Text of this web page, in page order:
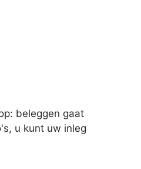
beleggen gaat
u kunt uw inleg